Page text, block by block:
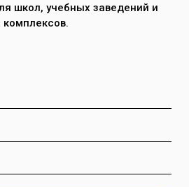
школ, учебных заведений и
комплексов.